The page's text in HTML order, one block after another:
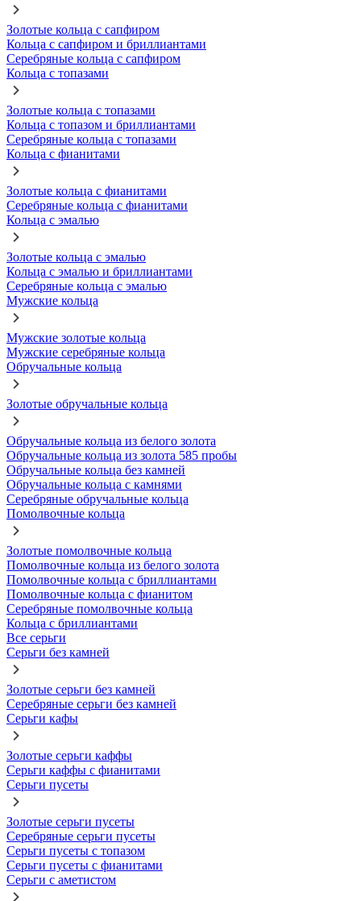
Золотые кольца с сапфиром
Кольца с сапфиром и бриллиантами
Серебряные кольца с сапфиром
Кольца с топазами
Золотые кольца с топазами
Кольца с топазом и бриллиантами
Серебряные кольца с топазами
Кольца с фианитами
Золотые кольца с фианитами
Серебряные кольца с фианитами
Кольца с эмалью
Золотые кольца с эмалью
Кольца с эмалью и бриллиантами
Серебряные кольца с эмалью
Мужские кольца
Мужские золотые кольца
Мужские серебряные кольца
Обручальные кольца
Золотые обручальные кольца
Обручальные кольца из белого золота
Обручальные кольца из золота 585 пробы
Обручальные кольца без камней
Обручальные кольца с камнями
Серебряные обручальные кольца
Помолвочные кольца
Золотые помолвочные кольца
Помолвочные кольца из белого золота
Помолвочные кольца с бриллиантами
Помолвочные кольца с фианитом
Серебряные помолвочные кольца
Кольца с бриллиантами
Все серьги
Серьги без камней
Золотые серьги без камней
Серебряные серьги без камней
Серьги кафы
Золотые серьги каффы
Серьги каффы с фианитами
Серьги пусеты
Золотые серьги пусеты
Серебряные серьги пусеты
Серьги пусеты с топазом
Серьги пусеты с фианитами
Серьги с аметистом